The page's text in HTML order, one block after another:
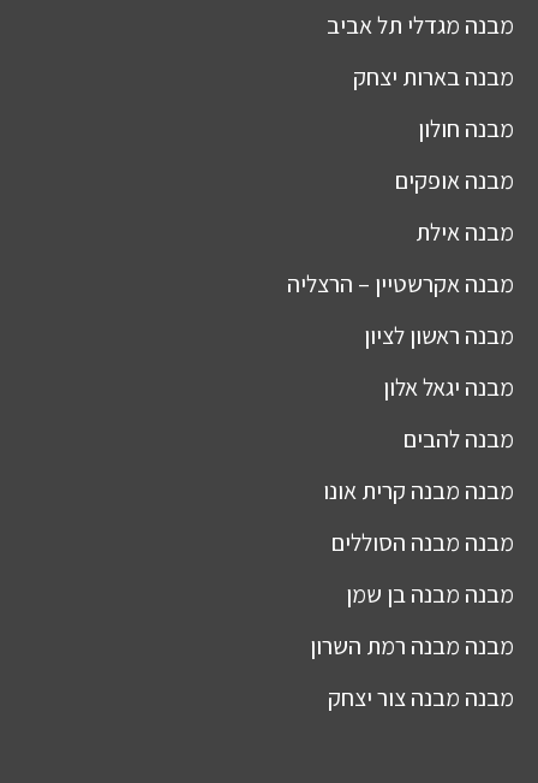
מבנה מגדלי תל אביב
מבנהבארות יצחק
מבנה חולון
מבנהאופקים
מבנהאילת
מבנהאקרשטיין – הרצליה
מבנה ראשון לציון
מבנה יגאל אלון
מבנהלהבים
מבנה מבנה קרית אונו
מבנה מבנה הסוללים
מבנה מבנה בן שמן
מבנה מבנה רמת השרון
מבנה מבנה צור יצחק